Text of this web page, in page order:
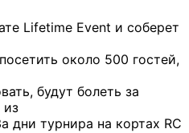
Lifetime Event и соберет
около 500 гостей,
будут болеть за
из
дни турнира на кортах RC